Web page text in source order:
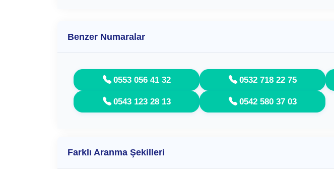
Benzer Numaralar
0553 056 41 32 0532 718 22 75
0543 123 28 13 0542 580 37 03
Farklı Aranma Şekilleri